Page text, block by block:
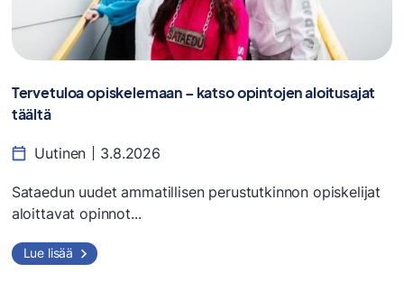
Tervetuloa opiskelemaan – katso opintojen aloitusajat
täältä
Uutinen 3.8.2026
Sataedun uudet ammatillisen perustutkinnon opiskelijat
aloittavat opinnot...
Lue lisää